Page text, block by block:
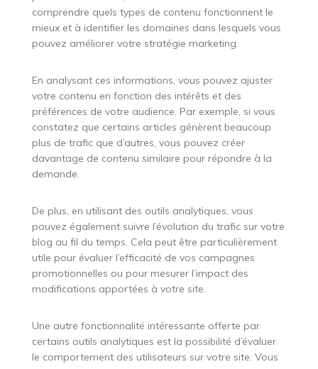
comprendre quels types de contenu fonctionnent le
mieux et à identifier les domaines dans lesquels vous
pouvez améliorer votre stratégie marketing.
En analysant ces informations, vous pouvez ajuster
votre contenu en fonction des intérêts et des
préférences de votre audience. Par exemple, si vous
constatez que certains articles génèrent beaucoup
plus de trafic que d’autres, vous pouvez créer
davantage de contenu similaire pour répondre à la
demande.
De plus, en utilisant des outils analytiques, vous
pouvez également suivre l’évolution du trafic sur votre
blog au fil du temps. Cela peut être particulièrement
utile pour évaluer l’efficacité de vos campagnes
promotionnelles ou pour mesurer l’impact des
modifications apportées à votre site.
Une autre fonctionnalité intéressante offerte par
certains outils analytiques est la possibilité d’évaluer
le comportement des utilisateurs sur votre site. Vous